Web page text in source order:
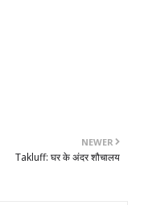
NEWER
Takluff: घर के अंदर शौचालय